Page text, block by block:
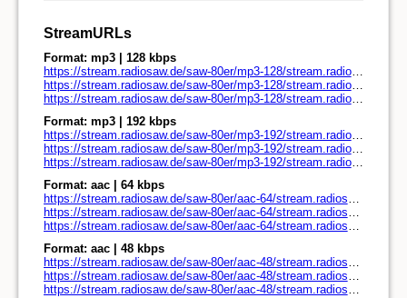
StreamURLs
Format: mp3 | 128 kbps
https://stream.radiosaw.de/saw-80er/mp3-128/stream.radiosaw.de/
https://stream.radiosaw.de/saw-80er/mp3-128/stream.radiosaw.de/play.pls
https://stream.radiosaw.de/saw-80er/mp3-128/stream.radiosaw.de/play.m3u
Format: mp3 | 192 kbps
https://stream.radiosaw.de/saw-80er/mp3-192/stream.radiosaw.de/
https://stream.radiosaw.de/saw-80er/mp3-192/stream.radiosaw.de/play.pls
https://stream.radiosaw.de/saw-80er/mp3-192/stream.radiosaw.de/play.m3u
Format: aac | 64 kbps
https://stream.radiosaw.de/saw-80er/aac-64/stream.radiosaw.de/
https://stream.radiosaw.de/saw-80er/aac-64/stream.radiosaw.de/play.pls
https://stream.radiosaw.de/saw-80er/aac-64/stream.radiosaw.de/play.m3u
Format: aac | 48 kbps
https://stream.radiosaw.de/saw-80er/aac-48/stream.radiosaw.de/
https://stream.radiosaw.de/saw-80er/aac-48/stream.radiosaw.de/play.pls
https://stream.radiosaw.de/saw-80er/aac-48/stream.radiosaw.de/play.m3u